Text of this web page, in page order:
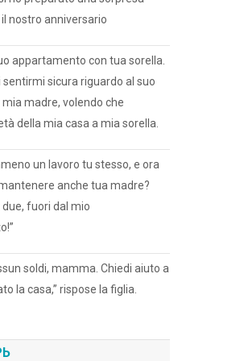
nostro anniversario
appartamento con tua sorella.
sentirmi sicura riguardo al suo
mia madre, volendo che
della mia casa a mia sorella.
un lavoro tu stesso, e ora
anche tua madre?
due, fuori dal mio
soldi, mamma. Chiedi aiuto a
la casa,” rispose la figlia.